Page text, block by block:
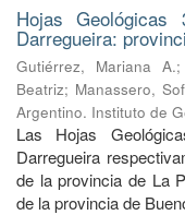
Hojas
Darregueira:
Gutiérrez, Mariana A.;
Beatriz; Manassero,
Argentino. Instituto de
Las Hojas
Darregueira
de la provincia de La
de la provincia de